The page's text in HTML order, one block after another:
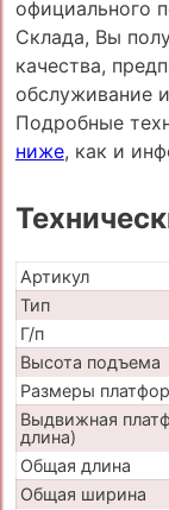
официального
Склада, Вы
качества,
обслуживание
Подробные
ниже, как и
Артикул
Тип
Г/п
Высота подъема
Размеры
Выдвижная
длина)
Общая длина
Общая ширина